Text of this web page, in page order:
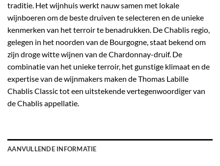
traditie. Het wijnhuis werkt nauw samen met lokale
wijnboeren om de beste druiven te selecteren en de unieke
kenmerken van het terroir te benadrukken. De Chablis regio,
gelegen in het noorden van de Bourgogne, staat bekend om
zijn droge witte wijnen van de Chardonnay-druif. De
combinatie van het unieke terroir, het gunstige klimaat en de
expertise van de wijnmakers maken de Thomas Labille
Chablis Classic tot een uitstekende vertegenwoordiger van
de Chablis appellatie.
AANVULLENDE INFORMATIE